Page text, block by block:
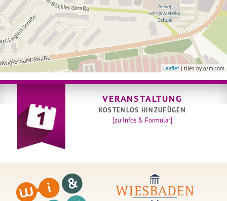
Leaflet | tiles by osm.com
VERANSTALTUNG
KOSTENLOS HINZUFÜGEN
[zu Infos & Formular]